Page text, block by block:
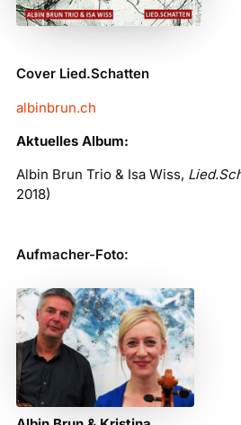
Cover Lied.Schatten
albinbrun.ch
Aktuelles Album:
Albin Brun Trio & Isa Wiss,
2018)
Aufmacher-Foto: